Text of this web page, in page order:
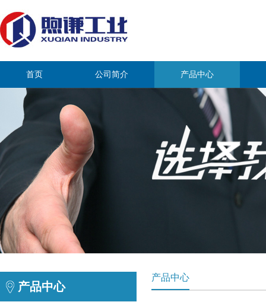
首页 公司简介 产品中心
产品中心
产品中心